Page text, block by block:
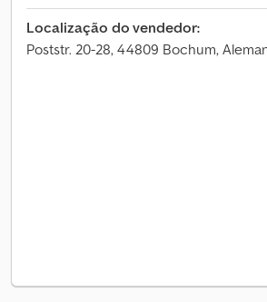
Localização do vendedor:
Poststr. 20-28, 44809 Bochum,